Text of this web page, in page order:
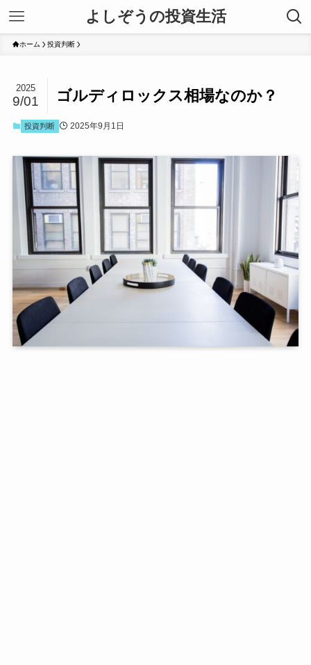
よしぞうの投資生活
ホーム 投資判断
ゴルディロックス相場なのか？
2025
9/01
投資判断 2025年9月1日